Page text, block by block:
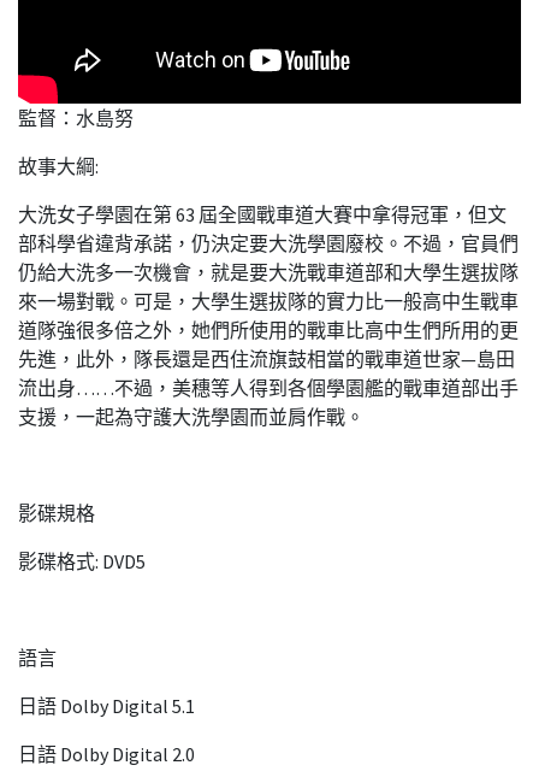
監督：水島努
故事大綱:
大洗女子學園在第 63 屆全國戰車道大賽中拿得冠軍，但文
部科學省違背承諾，仍決定要大洗學園廢校。不過，官員們
仍給大洗多一次機會，就是要大洗戰車道部和大學生選拔隊
來一場對戰。可是，大學生選拔隊的實力比一般高中生戰車
道隊強很多倍之外，她們所使用的戰車比高中生們所用的更
先進，此外，隊長還是西住流旗鼓相當的戰車道世家—島田
流出身……不過，美穗等人得到各個學園艦的戰車道部出手
支援，一起為守護大洗學園而並肩作戰。
影碟規格
影碟格式: DVD5
語言
日語 Dolby Digital 5.1
日語 Dolby Digital 2.0